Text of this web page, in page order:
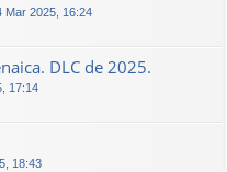
Mar 2025, 16:24
DLC de 2025.
17:14
18:43